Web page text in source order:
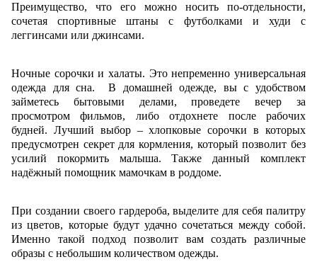
Преимущество, что его можно носить по-отдельности,
сочетая спортивные штаны с футболками и худи с
леггинсами или джинсами.
Ночные сорочки и халаты. Это непременно универсальная
одежда для сна. В домашней одежде, вы с удобством
займетесь бытовыми делами, проведете вечер за
просмотром фильмов, либо отдохнете после рабочих
будней. Лучший выбор – хлопковые сорочки в которых
предусмотрен секрет для кормления, который позволит без
усилий покормить малыша. Также данный комплект
надёжный помощник мамочкам в роддоме.
При создании своего гардероба, выделите для себя палитру
из цветов, которые будут удачно сочетаться между собой.
Именно такой подход позволит вам создать различные
образы с небольшим количеством одежды.